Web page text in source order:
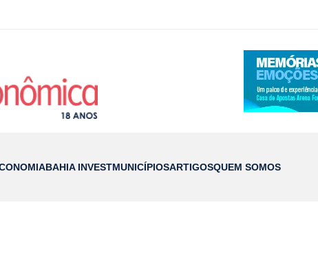
BAHIA INVESTMUNICÍPIOSARTIGOSQUEM SOMOS